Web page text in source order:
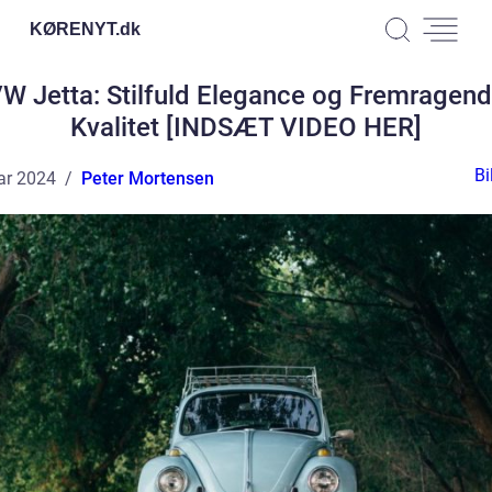
KØRENYT.dk
Jetta: Stilfuld Elegance og
Kvalitet [INDSÆT VIDEO HER]
2024 Peter Mortensen